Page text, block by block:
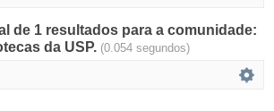
de 1 resultados para a comunidade:
da USP. (0.054 segundos)